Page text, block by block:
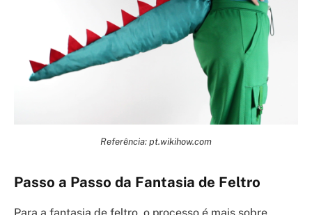
Referência: pt.wikihow.com
Passo a Passo da Fantasia de Feltro